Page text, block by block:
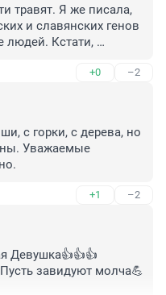
травят. Я же писала,
и славянских генов
людей. Кстати,
татарами. Там
+0 –2
с горки, с дерева, но
Уважаемые
+1 –2
Девушка👍👍👍
завидуют молча💪